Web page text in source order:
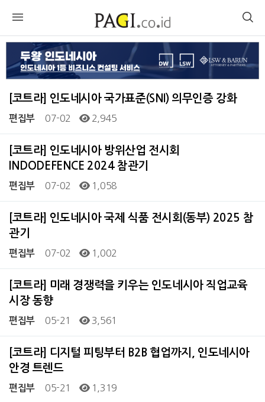
[코트라] 인도네시아 국가표준(SNI) 의무인증 강화
편집부 07-02 2,945
[코트라] 인도네시아 방위산업 전시회
INDODEFENCE 2024 참관기
편집부 07-02 1,058
[코트라] 인도네시아 국제 식품 전시회(동부) 2025 참
관기
편집부 07-02 1,002
[코트라] 미래 경쟁력을 키우는 인도네시아 직업교육
시장 동향
편집부 05-21 3,561
[코트라] 디지털 피팅부터 B2B 협업까지, 인도네시아
안경 트렌드
편집부 05-21 1,319